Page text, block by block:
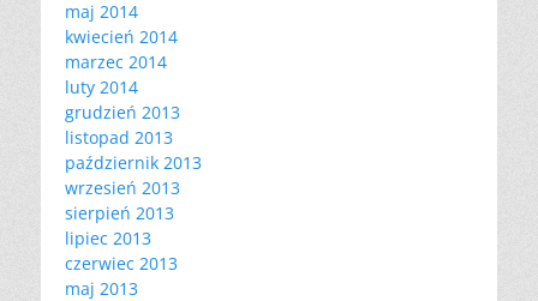
maj 2014
kwiecień 2014
marzec 2014
luty 2014
grudzień 2013
listopad 2013
październik 2013
wrzesień 2013
sierpień 2013
lipiec 2013
czerwiec 2013
maj 2013